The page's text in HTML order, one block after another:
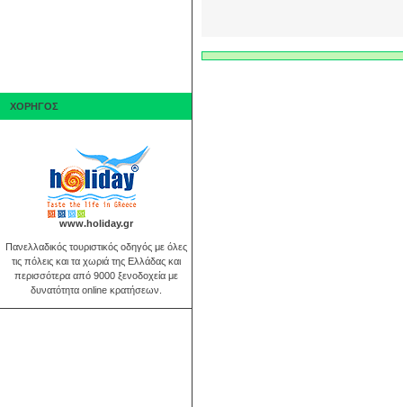
ΧΟΡΗΓΟΣ
www.holiday.gr
Πανελλαδικός τουριστικός οδηγός με όλες
τις πόλεις και τα χωριά της Ελλάδας και
περισσότερα από 9000 ξενοδοχεία με
δυνατότητα online κρατήσεων.